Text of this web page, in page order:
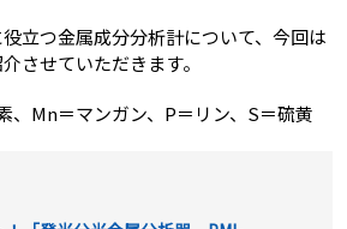
立つ金属成分分析計について、今回は
させていただきます。
、Mn＝マンガン、P＝リン、S＝硫黄